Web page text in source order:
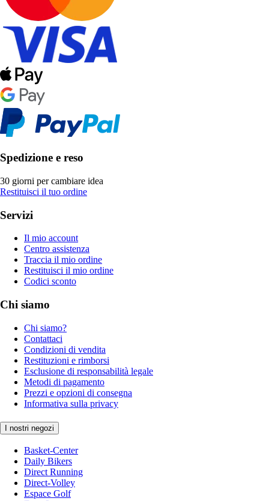
Spedizione e reso
30 giorni per cambiare idea
Restituisci il tuo ordine
Servizi
Il mio account
Centro assistenza
Traccia il mio ordine
Restituisci il mio ordine
Codici sconto
Chi siamo
Chi siamo?
Contattaci
Condizioni di vendita
Restituzioni e rimborsi
Esclusione di responsabilità legale
Metodi di pagamento
Prezzi e opzioni di consegna
Informativa sulla privacy
I nostri negozi
Basket-Center
Daily Bikers
Direct Running
Direct-Volley
Espace Golf